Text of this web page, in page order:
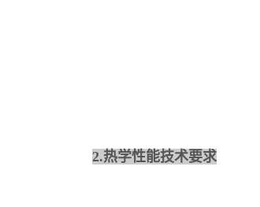
2.热学性能技术要求